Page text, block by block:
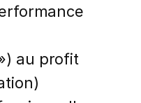
au profit